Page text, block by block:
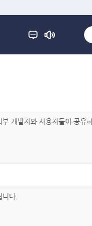
개발자와 사용자들이 공유
다.